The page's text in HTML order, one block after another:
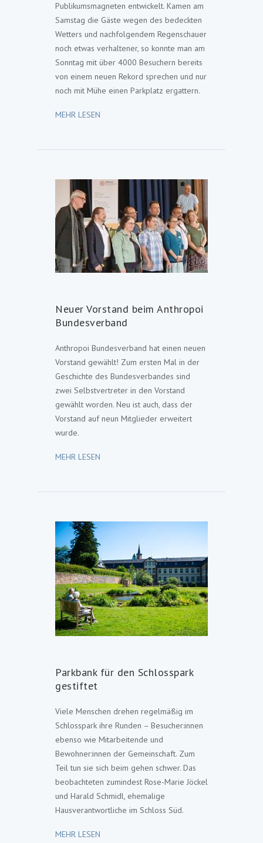
Publikumsmagneten entwickelt. Kamen am
Samstag die Gäste wegen des bedeckten
Wetters und nachfolgendem Regenschauer
noch etwas verhaltener, so konnte man am
Sonntag mit über 4000 Besuchern bereits
von einem neuen Rekord sprechen und nur
noch mit Mühe einen Parkplatz ergattern.
MEHR LESEN
Neuer Vorstand beim Anthropoi
Bundesverband
Anthropoi Bundesverband hat einen neuen
Vorstand gewählt! Zum ersten Mal in der
Geschichte des Bundesverbandes sind
zwei Selbstvertreter in den Vorstand
gewählt worden. Neu ist auch, dass der
Vorstand auf neun Mitglieder erweitert
wurde.
MEHR LESEN
Parkbank für den Schlosspark
gestiftet
Viele Menschen drehen regelmäßig im
Schlosspark ihre Runden – Besucher:innen
ebenso wie Mitarbeitende und
Bewohner:innen der Gemeinschaft. Zum
Teil tun sie sich beim gehen schwer. Das
beobachteten zumindest Rose-Marie Jöckel
und Harald Schmidl, ehemalige
Hausverantwortliche im Schloss Süd.
MEHR LESEN